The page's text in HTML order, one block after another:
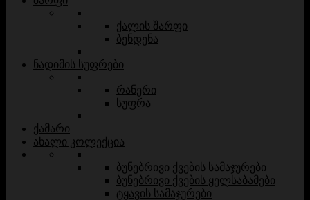
ქალის შარფი
ბენდენა
ნადიმის სუფრები
რანერი
სუფრა
ქამარი
ახალი კოლექცია
ბუნებრივი ქვების სამაჯურები
ბუნებრივი ქვების ყელსაბამები
ტყავის სამაჯურები